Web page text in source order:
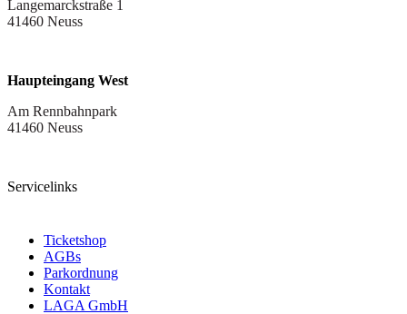
Langemarckstraße 1
41460 Neuss
Haupteingang West
Am Rennbahnpark
41460 Neuss
Servicelinks
Ticketshop
AGBs
Parkordnung
Kontakt
LAGA GmbH